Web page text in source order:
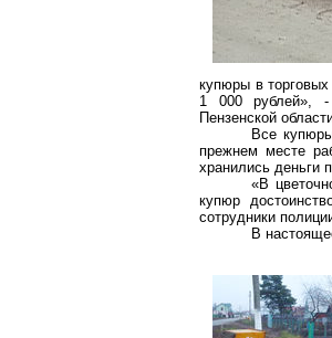
купюры в
1 000 рублей», -
Пензенской
Все
прежнем месте
хранились деньги
«В
купюр
сотрудники
В